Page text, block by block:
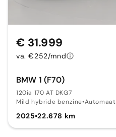
BMW 1 (F70)
120ia 170 AT DKG7
Mild hybride benzine•Automaat
2025•22.678 km
€ 31.999
va. €252/mnd